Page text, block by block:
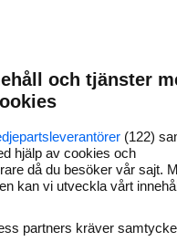
och snabbare kan
i webbläsaren och
och tjänster
(122)
hjälp av cookies och
då du besöker vår sajt.
kan vi utveckla vårt
partners kräver